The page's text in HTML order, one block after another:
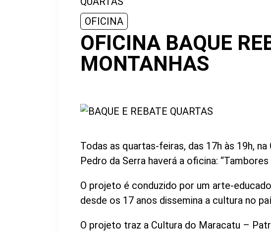
OFICINA
OFICINA BAQUE
MONTANHAS
Todas as quartas-feiras, das 17h às 19h,
Pedro da Serra haverá a oficina:
O projeto é conduzido por um arte-
desde os 17 anos dissemina a cultura no
O projeto traz a Cultura do Maracatu –